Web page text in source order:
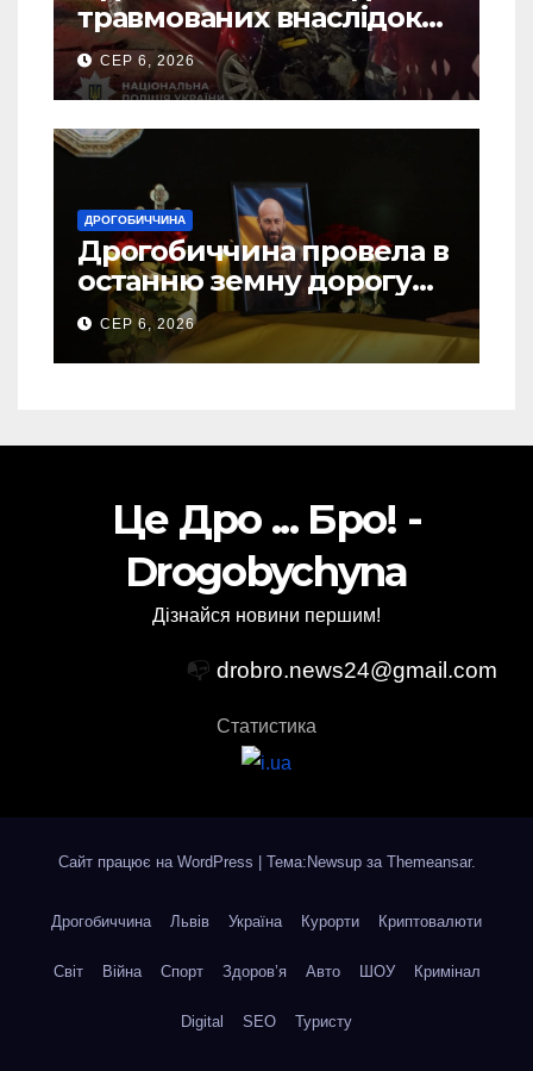
травмованих внаслідок
ДТП на Самбірщині
СЕР 6, 2026
ДРОГОБИЧЧИНА
Дрогобиччина провела в
останню земну дорогу
свого Захисника – Олега
Торського
СЕР 6, 2026
Це Дро ... Бро! -
Drogobychyna
Дізнайся новини першим!
📭 drobro.news24@gmail.com
Статистика
Сайт працює на WordPress Тема:Newsup за Themeansar.
Дрогобиччина Львів Україна Курорти Криптовалюти
Світ Війна Спорт Здоров’я Авто ШОУ Кримінал
Digital SEO Туристу